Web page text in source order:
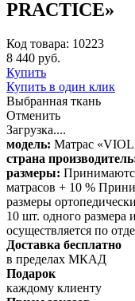
PRACTICE»
Код товара: 10223
8 440 руб.
Купить
Купить в один клик
Выбранная ткань
Отменить
Загрузка....
модель: Матрас
страна
размеры:
матрасов + 10 %
размеры
10 шт. одного размера
осуществляется по
Доставка бесплатно
в пределах МКАД
Подарок
каждому клиенту